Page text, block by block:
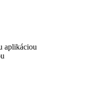
aplikáciou